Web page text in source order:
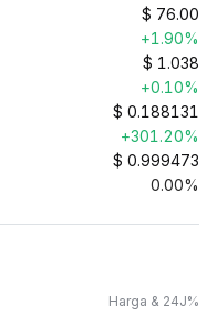
$ 76.00
+1.90%
$ 1.038
+0.10%
$ 0.188131
+301.20%
$ 0.999473
0.00%
Harga & 24J%